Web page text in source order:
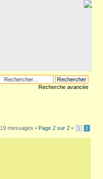
Recherche avancée
19 messages • Page 2 sur 2 • 1 2